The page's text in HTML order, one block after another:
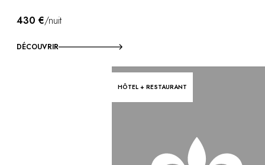
430 €/nuit
DÉCOUVRIR
HÔTEL + RESTAURANT